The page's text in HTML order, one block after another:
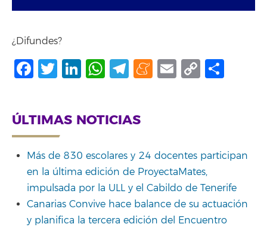
¿Difundes?
Facebook
Twitter
LinkedIn
WhatsApp
Telegram
Meneame
Email
Copy
ÚLTIMAS NOTICIAS
Más de 830 escolares y 24 docentes participan
en la última edición de ProyectaMates,
impulsada por la ULL y el Cabildo de Tenerife
Canarias Convive hace balance de su actuación
y planifica la tercera edición del Encuentro